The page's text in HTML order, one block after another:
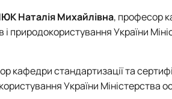
Наталія Михайлівна, професор
і природокористування України
кафедри стандартизації та
України Міністерства